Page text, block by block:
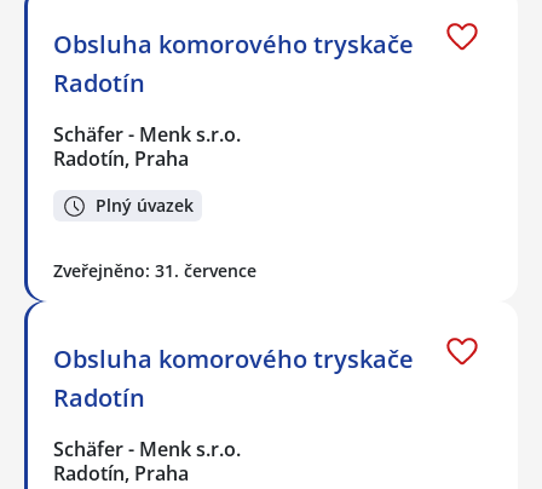
Obsluha komorového tryskače
Radotín
Schäfer - Menk s.r.o.
Radotín, Praha
Plný úvazek
Zveřejněno: 31. července
Obsluha komorového tryskače
Radotín
Schäfer - Menk s.r.o.
Radotín, Praha